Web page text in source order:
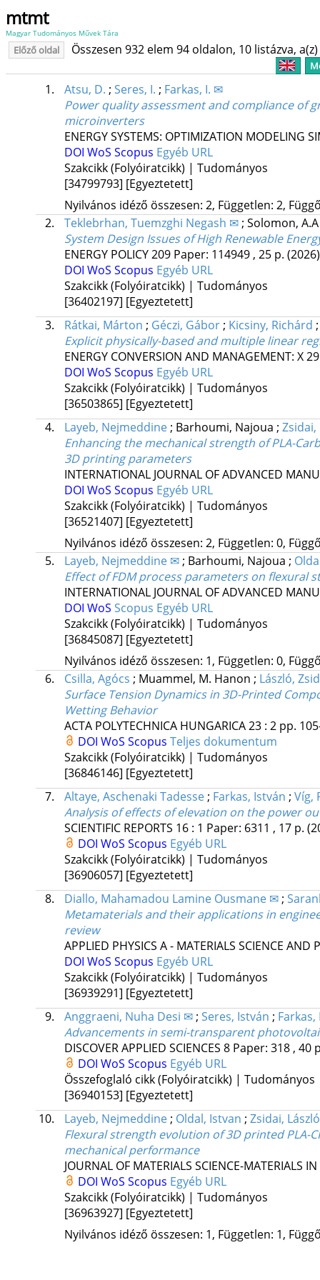
mtmt
Magyar Tudományos Művek Tára
Előző oldal Összesen 932 elem 94 oldalon, 10 listázva,
1. Atsu, D. ; Seres, I. ; Farkas, I. ✉
Power quality assessment and compliance of
microinverters
ENERGY SYSTEMS: OPTIMIZATION MODELING
DOI WoS Scopus Egyéb URL
Szakcikk (Folyóiratcikk) | Tudományos
[34799793] [Egyeztetett]
Nyilvános idéző összesen: 2, Független: 2,
2.
Teklebrhan, Tuemzghi Negash ✉; Solomon,
System Design Issues of High Renewable
ENERGY POLICY209 Paper: 114949 , 25 p. (2026)
DOI WoS Scopus Egyéb URL
Szakcikk (Folyóiratcikk) | Tudományos
[36402197] [Egyeztetett]
3.
Rátkai, Márton ; Géczi, Gábor; Kicsiny, Richárd
Explicit physically-based and multiple linear
ENERGY CONVERSION AND MANAGEMENT: X29
DOI WoS Scopus Egyéb URL
Szakcikk (Folyóiratcikk) | Tudományos
[36503865] [Egyeztetett]
4.
Layeb, Nejmeddine; Barhoumi, Najoua ; Zsidai,
Enhancing the mechanical strength of PLA-
3D printing parameters
INTERNATIONAL JOURNAL OF ADVANCED
DOI WoS Scopus Egyéb URL
Szakcikk (Folyóiratcikk) | Tudományos
[36521407] [Egyeztetett]
Nyilvános idéző összesen: 2, Független: 0,
5.
Layeb, Nejmeddine ✉; Barhoumi, Najoua ;
Effect of FDM process parameters on flexural
INTERNATIONAL JOURNAL OF ADVANCED
DOI WoS Scopus Egyéb URL
Szakcikk (Folyóiratcikk) | Tudományos
[36845087] [Egyeztetett]
Nyilvános idéző összesen: 1, Független: 0,
6.
Csilla, Agócs ; Muammel, M. Hanon ; László,
Surface Tension Dynamics in 3D-Printed
Wetting Behavior
ACTA POLYTECHNICA HUNGARICA23: 2 pp.
DOI WoS Scopus Teljes dokumentum
Szakcikk (Folyóiratcikk) | Tudományos
[36846146] [Egyeztetett]
7.
Altaye, Aschenaki Tadesse; Farkas, István ; Víg,
Analysis of effects of elevation on the power
SCIENTIFIC REPORTS 16: 1 Paper: 6311 , 17 p.
DOI WoS Scopus Egyéb URL
Szakcikk (Folyóiratcikk) | Tudományos
[36906057] [Egyeztetett]
8.
Diallo, Mahamadou Lamine Ousmane ✉;
Metamaterials and their applications in
review
APPLIED PHYSICS A - MATERIALS SCIENCE AND
DOI WoS Scopus Egyéb URL
Szakcikk (Folyóiratcikk) | Tudományos
[36939291] [Egyeztetett]
9.
Anggraeni, Nuha Desi ✉; Seres, István ;
Advancements in semi-transparent
DISCOVER APPLIED SCIENCES 8 Paper: 318 , 40
DOI WoS Scopus Egyéb URL
Összefoglaló cikk (Folyóiratcikk) | Tudományos
[36940153] [Egyeztetett]
10.
Layeb, Nejmeddine; Oldal, Istvan ; Zsidai, László
Flexural strength evolution of 3D printed PLA-
mechanical performance
JOURNAL OF MATERIALS SCIENCE-MATERIALS
DOI WoS Scopus Egyéb URL
Szakcikk (Folyóiratcikk) | Tudományos
[36963927] [Egyeztetett]
Nyilvános idéző összesen: 1, Független: 1,